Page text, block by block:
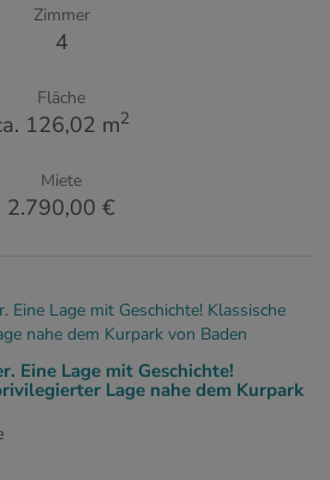
Zimmer
4
Fläche
126,02 m2
Miete
2.790,00 €
Eine Lage mit Geschichte!
Lage nahe dem Kurpark